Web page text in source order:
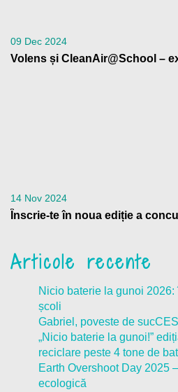
09 Dec 2024
14 Nov 2024
Articole recente
Nicio baterie la gunoi
școli
Gabriel, poveste de sucCES
„Nicio baterie la gunoi!”
reciclare peste 4 tone de
Earth Overshoot Day 2025
ecologică